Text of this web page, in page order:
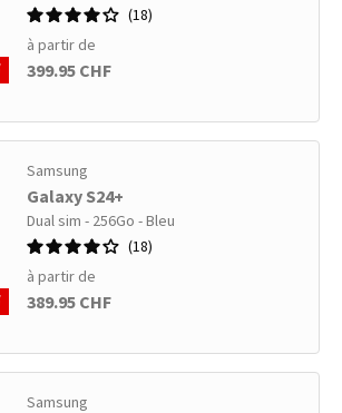
18
à partir de
399.95 CHF
Samsung
Galaxy S24+
Dual sim - 256Go - Bleu
18
à partir de
389.95 CHF
Samsung